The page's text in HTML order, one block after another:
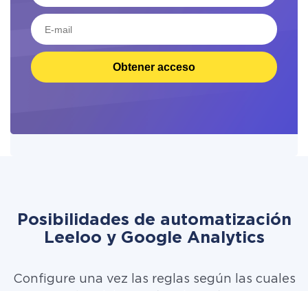
Obtener acceso
Posibilidades de automatización
Leeloo y Google Analytics
Configure una vez las reglas según las cuales